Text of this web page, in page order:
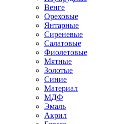
Венге
Ореховые
Янтарные
Сиреневые
Салатовые
Фиолетовые
Мятные
Золотые
Синие
Материал
МДФ
Эмаль
Акрил